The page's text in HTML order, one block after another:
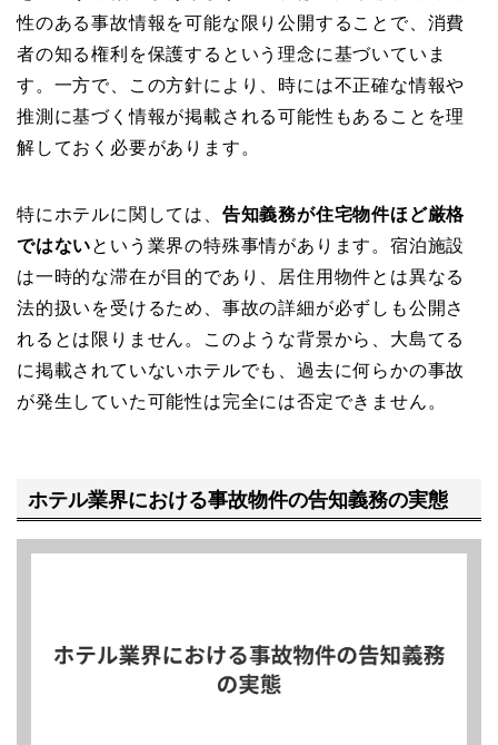
性のある事故情報を可能な限り公開することで、消費
者の知る権利を保護するという理念に基づいていま
す。一方で、この方針により、時には不正確な情報や
推測に基づく情報が掲載される可能性もあることを理
解しておく必要があります。
特にホテルに関しては、 告知義務が住宅物件ほど厳格
ではないという業界の特殊事情があります。宿泊施設
は一時的な滞在が目的であり、居住用物件とは異なる
法的扱いを受けるため、事故の詳細が必ずしも公開さ
れるとは限りません。このような背景から、大島てる
に掲載されていないホテルでも、過去に何らかの事故
が発生していた可能性は完全には否定できません。
ホテル業界における事故物件の告知義務の実態